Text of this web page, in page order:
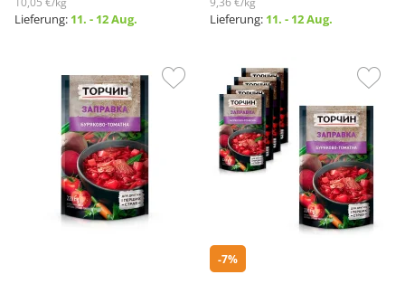
Lieferung: 11. - 12 Aug. Lieferung: 11. - 12 Aug.
-7%